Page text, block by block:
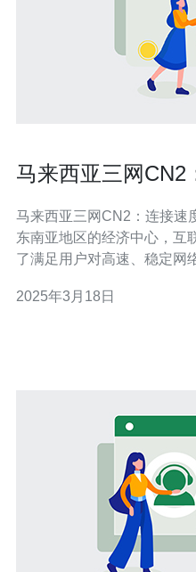
马来西亚三网CN2
马来西亚三网CN2：连接速度快，稳
东南亚地区的经济中心，互
了满足用户对高速、稳定网
信（China Telecom）的国
2025年3月18日